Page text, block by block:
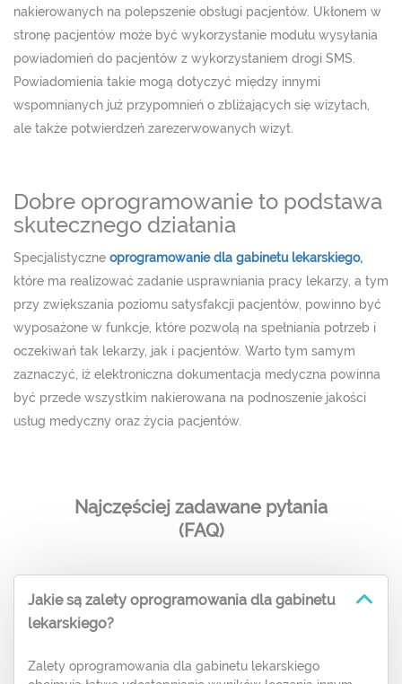
nakierowanych na polepszenie obsługi pacjentów. Ukłonem w
stronę pacjentów może być wykorzystanie modułu wysyłania
powiadomień do pacjentów z wykorzystaniem drogi SMS.
Powiadomienia takie mogą dotyczyć między innymi
wspomnianych już przypomnień o zbliżających się wizytach,
ale także potwierdzeń zarezerwowanych wizyt.
Dobre oprogramowanie to podstawa
skutecznego działania
Specjalistyczne oprogramowanie dla gabinetu lekarskiego,
które ma realizować zadanie usprawniania pracy lekarzy, a tym
przy zwiększania poziomu satysfakcji pacjentów, powinno być
wyposażone w funkcje, które pozwolą na spełniania potrzeb i
oczekiwań tak lekarzy, jak i pacjentów. Warto tym samym
zaznaczyć, iż elektroniczna dokumentacja medyczna powinna
być przede wszystkim nakierowana na podnoszenie jakości
usług medyczny oraz życia pacjentów.
Najczęściej zadawane pytania
(FAQ)
Jakie są zalety oprogramowania dla gabinetu
lekarskiego?
Zalety oprogramowania dla gabinetu lekarskiego